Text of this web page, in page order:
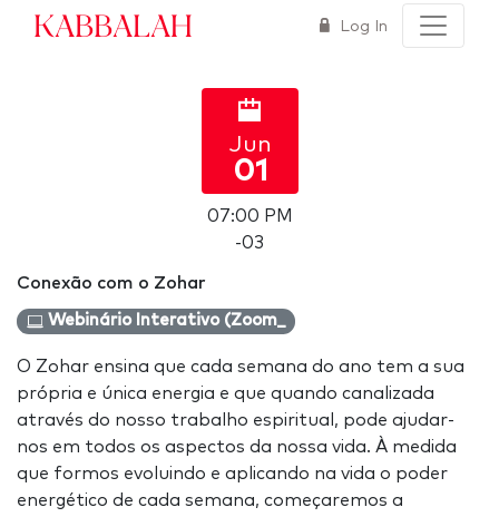
Kabbalah Log In
Jun
01
07:00 PM
-03
Conexão com o Zohar
Webinário Interativo (Zoom_
O Zohar ensina que cada semana do ano tem a sua
própria e única energia e que quando canalizada
através do nosso trabalho espiritual, pode ajudar-
nos em todos os aspectos da nossa vida. À medida
que formos evoluindo e aplicando na vida o poder
energético de cada semana, começaremos a